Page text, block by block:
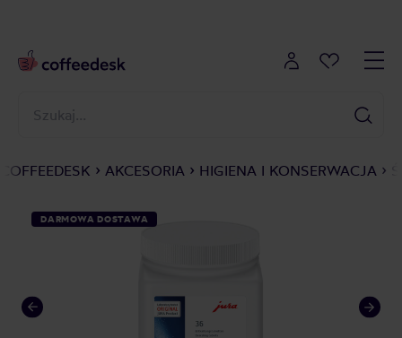
COFFEEDESK AKCESORIA HIGIENA I KONSERWACJA
DARMOWA DOSTAWA